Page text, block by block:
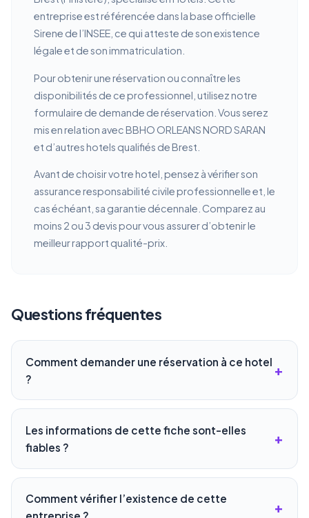
entreprise est référencée dans la base officielle
Sirene de l’INSEE, ce qui atteste de son existence
légale et de son immatriculation.
Pour obtenir une réservation ou connaître les
disponibilités de ce professionnel, utilisez notre
formulaire de demande de réservation. Vous serez
mis en relation avec BBHO ORLEANS NORD SARAN
et d’autres hotels qualifiés de Brest.
Avant de choisir votre hotel, pensez à vérifier son
assurance responsabilité civile professionnelle et, le
cas échéant, sa garantie décennale. Comparez au
moins 2 ou 3 devis pour vous assurer d’obtenir le
meilleur rapport qualité-prix.
Questions fréquentes
Comment demander une réservation à ce hotel
?
Les informations de cette fiche sont-elles
fiables ?
Comment vérifier l’existence de cette